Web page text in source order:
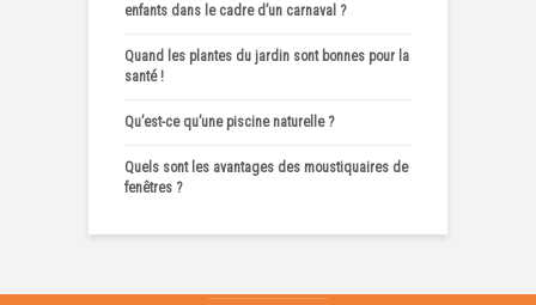
enfants dans le cadre d’un carnaval ?
Quand les plantes du jardin sont bonnes pour la
santé !
Qu’est-ce qu’une piscine naturelle ?
Quels sont les avantages des moustiquaires de
fenêtres ?